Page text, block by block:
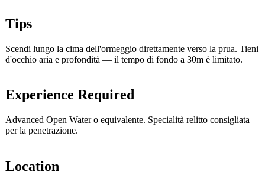
Tips
Scendi lungo la cima dell'ormeggio direttamente verso la prua. Tieni
d'occhio aria e profondità — il tempo di fondo a 30m è limitato.
Experience Required
Advanced Open Water o equivalente. Specialità relitto consigliata
per la penetrazione.
Location